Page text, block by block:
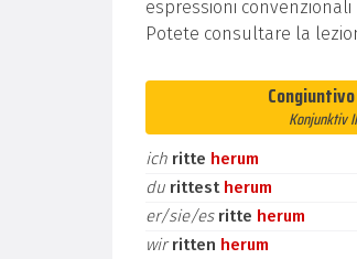
espressioni
Potete consultare la
Konjunktiv
ich ritte herum
du rittest herum
er/sie/es ritte herum
wirritten herum